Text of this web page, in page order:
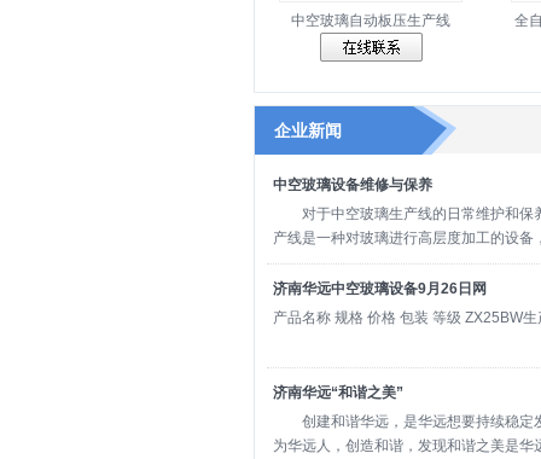
中空玻璃自动板压生产线 全
企业新闻
中空玻璃设备维修与保养
对于中空玻璃生产线的日常维护和保
产线是一种对玻璃进行高层度加工的设备
济南华远中空玻璃设备9月26日网
产品名称 规格 价格 包装 等级 ZX25BW
济南华远“和谐之美”
创建和谐华远，是华远想要持续稳定
为华远人，创造和谐，发现和谐之美是华